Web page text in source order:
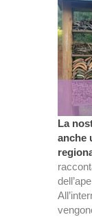
La
anche